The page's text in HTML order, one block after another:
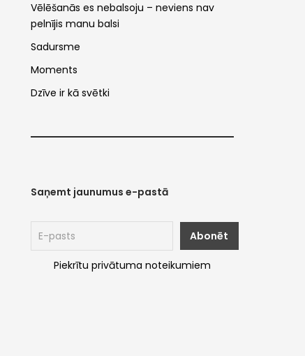
Vēlēšanās es nebalsoju – neviens nav
pelnījis manu balsi
Sadursme
Moments
Dzīve ir kā svētki
Saņemt jaunumus e-pastā
Piekrītu privātuma noteikumiem